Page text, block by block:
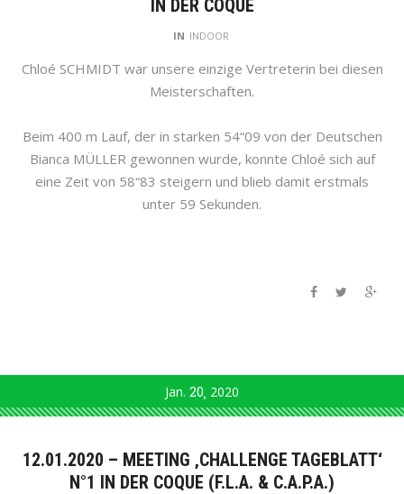
IN DER COQUE
IN INDOOR
Chloé SCHMIDT war unsere einzige Vertreterin bei diesen
Meisterschaften.
Beim 400 m Lauf, der in starken 54“09 von der Deutschen
Bianca MÜLLER gewonnen wurde, konnte Chloé sich auf
eine Zeit von 58“83 steigern und blieb damit erstmals
unter 59 Sekunden.
Jan. 20 2020
12.01.2020 – MEETING ‚CHALLENGE TAGEBLATT‘
N°1 IN DER COQUE (F.L.A. & C.A.P.A.)